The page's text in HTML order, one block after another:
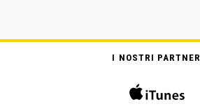
I NOSTRI PARTNER